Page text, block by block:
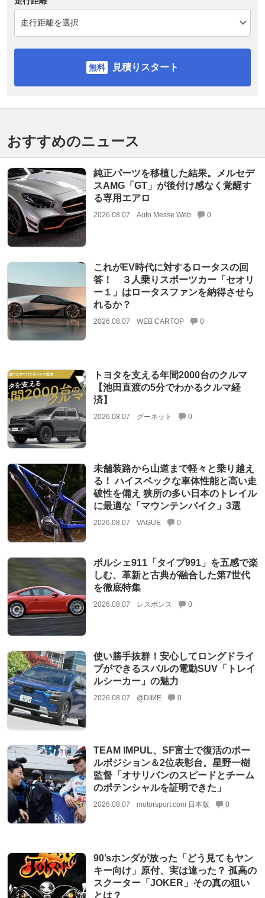
見積りスタート
おすすめのニュース
純正パーツを移植した結果。メルセデ
スAMG「GT」が後付け感なく覚醒す
る専用エアロ
2026.08.07 Auto Messe Web 0
これがEV時代に対するロータスの回
答！ ３人乗りスポーツカー「セオリ
ー１」はロータスファンを納得させら
れるか？
2026.08.07 WEB CARTOP 0
トヨタを支える年間2000台のクルマ
【池田直渡の5分でわかるクルマ経
済】
2026.08.07 グーネット 0
未舗装路から山道まで軽々と乗り越え
る！ ハイスペックな車体性能と高い走
破性を備え 狭所の多い日本のトレイル
に最適な「マウンテンバイク」3選
2026.08.07 VAGUE 0
ポルシェ911「タイプ991」を五感で楽
しむ、革新と古典が融合した第7世代
を徹底特集
2026.08.07 レスポンス 0
使い勝手抜群！安心してロングドライ
ブができるスバルの電動SUV「トレイ
ルシーカー」の魅力
2026.08.07 @DIME 0
TEAM IMPUL、SF富士で復活のポー
ルポジション＆2位表彰台。星野一樹
監督「オサリバンのスピードとチーム
のポテンシャルを証明できた」
2026.08.07 motorsport.com 日本版 0
90’sホンダが放った「どう見てもヤン
キー向け」原付、実は違った？ 孤高の
スクーター「JOKER」その真の狙い
とは？